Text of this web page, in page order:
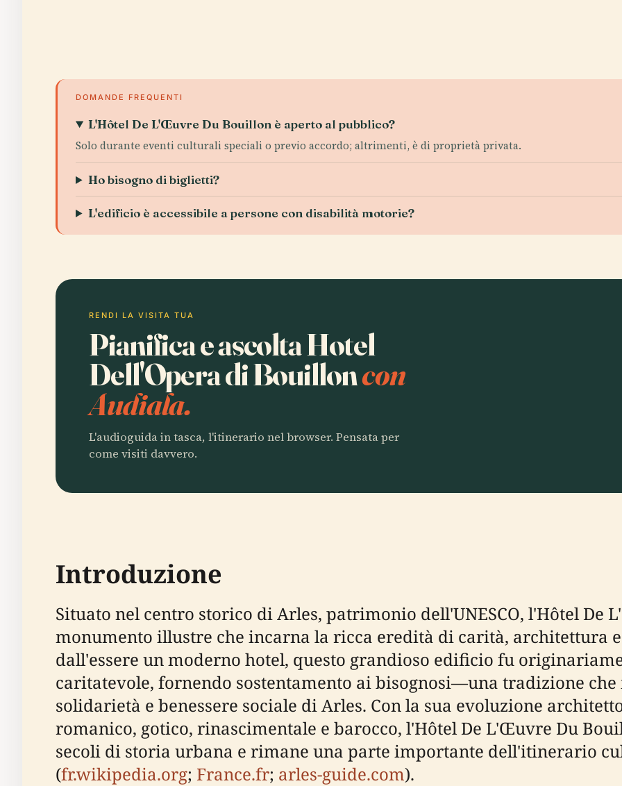
DOMANDE FREQUENTI
L'Hôtel De L'Œuvre Du Bouillon è aperto al pubblico?
Solo durante eventi culturali speciali o previo accordo; altrimenti, è di proprietà privata.
Ho bisogno di biglietti?
L'edificio è accessibile a persone con disabilità motorie?
RENDI LA VISITA TUA
Pianifica e ascolta Hotel
Dell'Opera di Bouilloncon
Audiala.
L'audioguida in tasca, l'itinerario nel browser. Pensata per
come visiti davvero.
Introduzione
Situato nel centro storico di Arles, patrimonio dell'UNESCO, l'Hôtel De
monumento illustre che incarna la ricca eredità di carità, architettura
dall'essere un moderno hotel, questo grandioso edificio fu
caritatevole, fornendo sostentamento ai bisognosi—una tradizione
solidarietà e benessere sociale di Arles. Con la sua evoluzione
romanico, gotico, rinascimentale e barocco, l'Hôtel De L'Œuvre Du
secoli di storia urbana e rimane una parte importante dell'itinerario
(fr.wikipedia.org; France.fr; arles-guide.com).